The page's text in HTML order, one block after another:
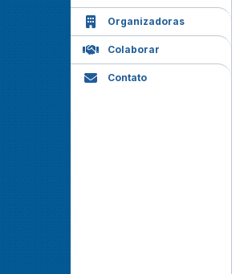
Organizadoras
Colaborar
Contato